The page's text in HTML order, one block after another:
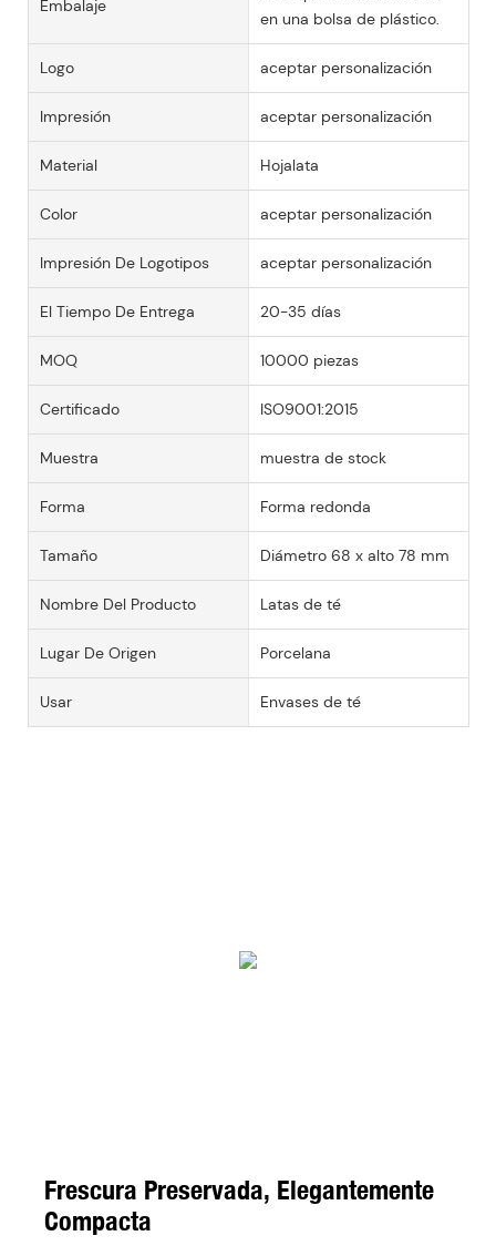
Embalaje
en una bolsa de plástico.
Logo aceptar personalización
Impresión aceptar personalización
Material Hojalata
Color aceptar personalización
Impresión De Logotipos aceptar personalización
El Tiempo De Entrega 20-35 días
MOQ 10000 piezas
Certificado ISO9001:2015
Muestra muestra de stock
Forma Forma redonda
Tamaño Diámetro 68 x alto 78 mm
Nombre Del Producto Latas de té
Lugar De Origen Porcelana
Usar Envases de té
Frescura Preservada, Elegantemente
Compacta